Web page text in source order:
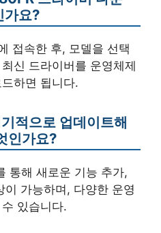
가요?
접속한 후, 모델을 선택
신 드라이버를 운영체제
하면 됩니다.
적으로 업데이트해
인가요?
통해 새로운 기능 추가,
가능하며, 다양한 운영
있습니다.